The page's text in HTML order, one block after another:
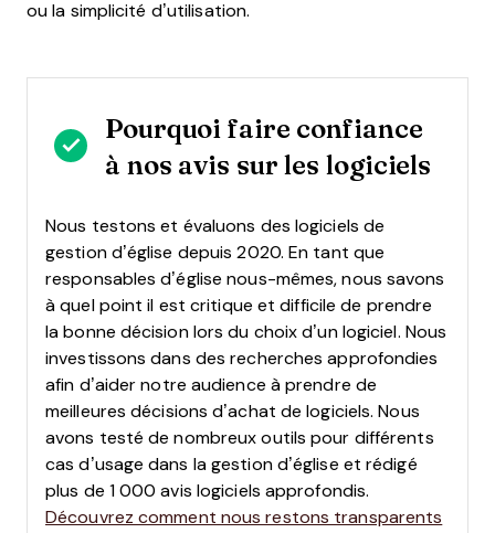
ou la simplicité d’utilisation.
Pourquoi faire confiance
à nos avis sur les logiciels
Nous testons et évaluons des logiciels de
gestion d’église depuis 2020. En tant que
responsables d’église nous-mêmes, nous savons
à quel point il est critique et difficile de prendre
la bonne décision lors du choix d’un logiciel. Nous
investissons dans des recherches approfondies
afin d’aider notre audience à prendre de
meilleures décisions d’achat de logiciels. Nous
avons testé de nombreux outils pour différents
cas d’usage dans la gestion d’église et rédigé
plus de 1 000 avis logiciels approfondis.
Découvrez comment nous restons transparents